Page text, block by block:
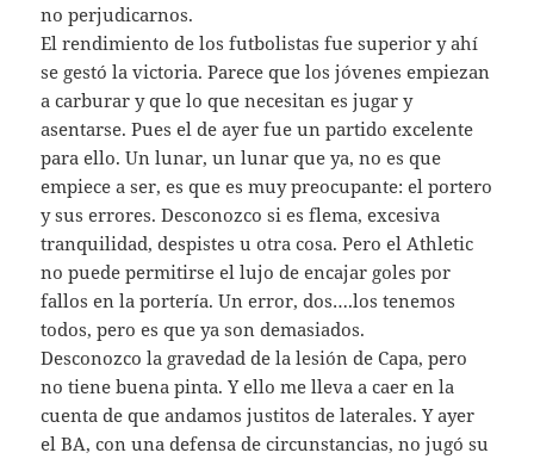
no perjudicarnos.
El rendimiento de los futbolistas fue superior y ahí
se gestó la victoria. Parece que los jóvenes empiezan
a carburar y que lo que necesitan es jugar y
asentarse. Pues el de ayer fue un partido excelente
para ello. Un lunar, un lunar que ya, no es que
empiece a ser, es que es muy preocupante: el portero
y sus errores. Desconozco si es flema, excesiva
tranquilidad, despistes u otra cosa. Pero el Athletic
no puede permitirse el lujo de encajar goles por
fallos en la portería. Un error, dos….los tenemos
todos, pero es que ya son demasiados.
Desconozco la gravedad de la lesión de Capa, pero
no tiene buena pinta. Y ello me lleva a caer en la
cuenta de que andamos justitos de laterales. Y ayer
el BA, con una defensa de circunstancias, no jugó su